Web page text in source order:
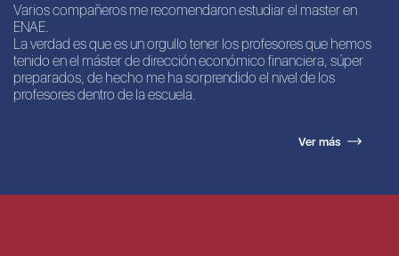
Varios compañeros me recomendaron estudiar el master en
ENAE.
La verdad es que es un orgullo tener los profesores que hemos
tenido en el máster de dirección económico financiera, súper
preparados, de hecho me ha sorprendido el nivel de los
profesores dentro de la escuela.
Ver más